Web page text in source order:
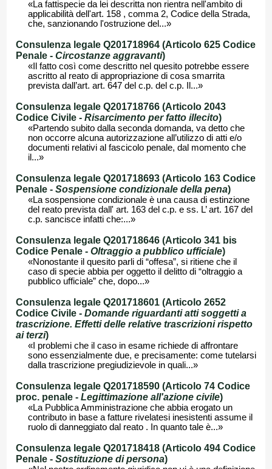
«La fattispecie da lei descritta non rientra nell'ambito di
applicabilità dell'art. 158 , comma 2, Codice della Strada,
che, sanzionando l'ostruzione del...»
Consulenza legale Q201718964 (Articolo 625 Codice
Penale - Circostanze aggravanti)
«Il fatto così come descritto nel quesito potrebbe essere
ascritto al reato di appropriazione di cosa smarrita
prevista dall’art. art. 647 del c.p. del c.p. Il...»
Consulenza legale Q201718766 (Articolo 2043
Codice Civile - Risarcimento per fatto illecito)
«Partendo subito dalla seconda domanda, va detto che
non occorre alcuna autorizzazione all’utilizzo di atti e/o
documenti relativi al fascicolo penale, dal momento che
il...»
Consulenza legale Q201718693 (Articolo 163 Codice
Penale - Sospensione condizionale della pena)
«La sospensione condizionale è una causa di estinzione
del reato prevista dall' art. 163 del c.p. e ss. L’ art. 167 del
c.p. sancisce infatti che:...»
Consulenza legale Q201718646 (Articolo 341 bis
Codice Penale - Oltraggio a pubblico ufficiale)
«Nonostante il quesito parli di “offesa”, si ritiene che il
caso di specie abbia per oggetto il delitto di “oltraggio a
pubblico ufficiale” che, dopo...»
Consulenza legale Q201718601 (Articolo 2652
Codice Civile - Domande riguardanti atti soggetti a
trascrizione. Effetti delle relative trascrizioni rispetto
ai terzi)
«I problemi che il caso in esame richiede di affrontare
sono essenzialmente due, e precisamente: come tutelarsi
dalla trascrizione pregiudizievole in quali...»
Consulenza legale Q201718590 (Articolo 74 Codice
proc. penale - Legittimazione all'azione civile)
«La Pubblica Amministrazione che abbia erogato un
contributo in base a fatture rivelatesi inesistenti assume il
ruolo di danneggiato dal reato . In quanto tale è...»
Consulenza legale Q201718418 (Articolo 494 Codice
Penale - Sostituzione di persona)